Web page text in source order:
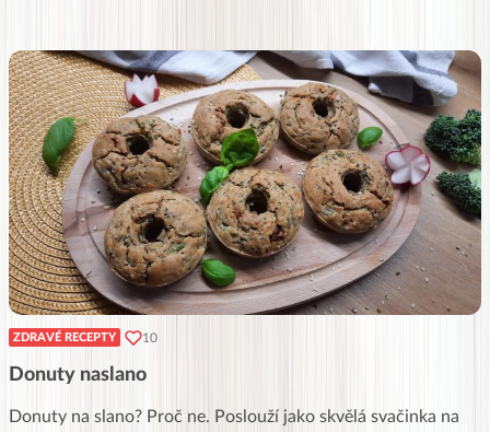
ZDRAVÉ RECEPTY 10
Donuty naslano
Donuty na slano? Proč ne. Poslouží jako skvělá svačinka na